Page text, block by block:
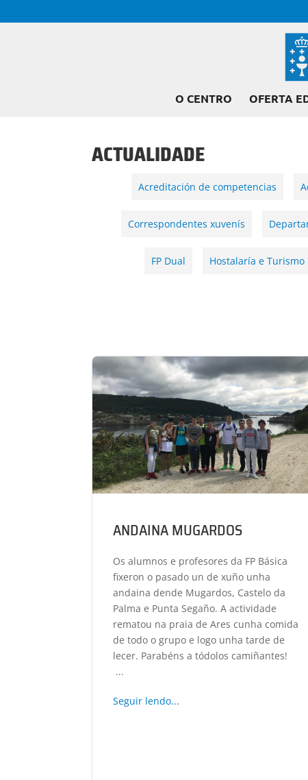
O CENTRO OFERTA
ACTUALIDADE
Acreditación de competencias
Correspondentes xuvenís
FP Dual Hostalaría e Turismo
ANDAINA MUGARDOS
Os alumnos e profesores da FP Básica
fixeron o pasado un de xuño unha
andaina dende Mugardos, Castelo da
Palma e Punta Segaño. A actividade
rematou na praia de Ares cunha comida
de todo o grupo e logo unha tarde de
lecer. Parabéns a tódolos camiñantes!
...
Seguir lendo...